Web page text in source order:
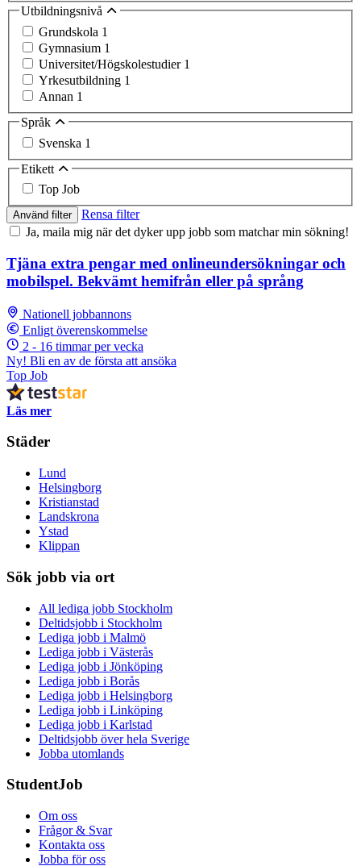
Utbildningsnivå
Grundskola 1
Gymnasium 1
Universitet/Högskolestudier 1
Yrkesutbildning 1
Annan 1
Språk
Svenska 1
Etikett
Top Job
Använd filter
Rensa filter
Ja, maila mig när det dyker upp jobb som matchar min sökning!
Tjäna extra pengar med onlineundersökningar och
mobilspel. Bekvämt hemifrån eller på språng
Nationell jobbannons
Enligt överenskommelse
2 - 16 timmar per vecka
Ny! Bli en av de första att ansöka
Top Job
Läs mer
Städer
Lund
Helsingborg
Kristianstad
Landskrona
Ystad
Klippan
Sök jobb via ort
All lediga jobb Stockholm
Deltidsjobb i Stockholm
Lediga jobb i Malmö
Lediga jobb i Västerås
Lediga jobb i Jönköping
Lediga jobb i Borås
Lediga jobb i Helsingborg
Lediga jobb i Linköping
Lediga jobb i Karlstad
Deltidsjobb över hela Sverige
Jobba utomlands
StudentJob
Om oss
Frågor & Svar
Kontakta oss
Jobba för oss